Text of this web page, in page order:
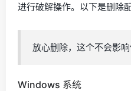
进行破解操作。以下是删除
放心删除，这个不会影响
Windows 系统